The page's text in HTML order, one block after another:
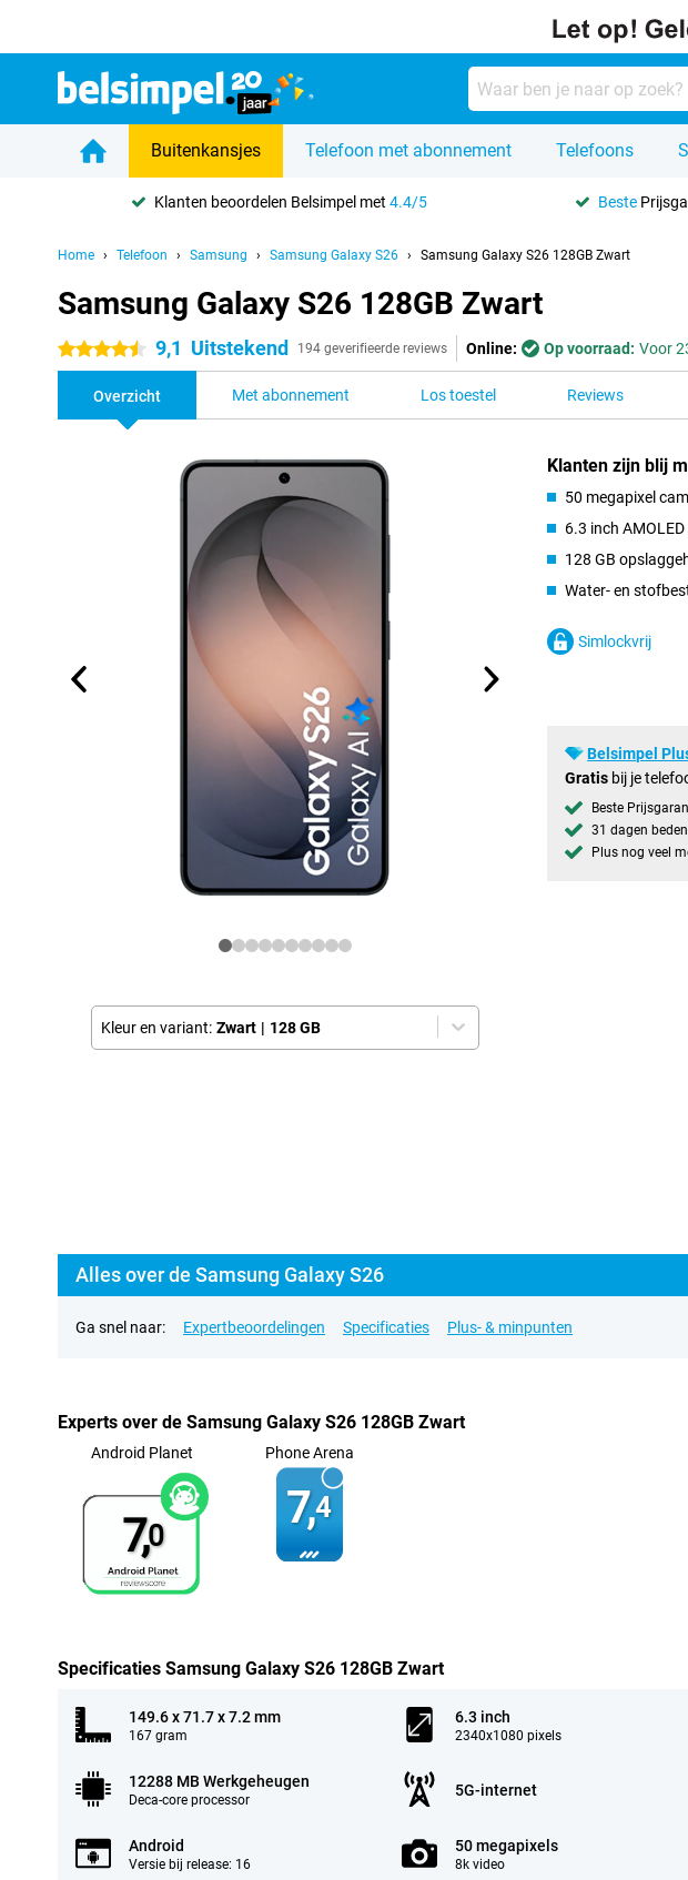
Buitenkansjes Telefoon met abonnement Telefoons
Klanten beoordelen Belsimpel met4.4/5 Beste
Home Telefoon Samsung Samsung Galaxy S26 Samsung Galaxy S26 128GB Zwart
Samsung Galaxy S26 128GB Zwart
4.5 sterren 9,1 Uitstekend 194 geverifieerde reviews Online: Op voorraad: Voor
Overzicht Met abonnement Los toestel Reviews
Kleur en variant: Zwart | 128 GB
Klanten zijn blij
50 megapixel
6.3 inch
128 GB
Water- en
Simlockvrij
Belsimpel
Gratis bij je
Beste
31 dagen
Plus nog veel
Alles over de Samsung Galaxy S26
Ga snel naar: Expertbeoordelingen Specificaties Plus- & minpunten
Experts over de Samsung Galaxy S26 128GB Zwart
Android Planet
7,0
Phone Arena
7,4
Specificaties Samsung Galaxy S26 128GB Zwart
149.6 x 71.7 x 7.2 mm
167 gram
6.3 inch
2340x1080 pixels
12288 MB Werkgeheugen
Deca-core processor
5G-internet
Android
Versie bij release: 16
50 megapixels
8k video